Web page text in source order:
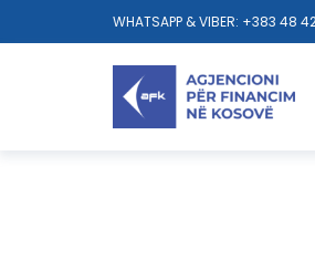
WHATSAPP & VIBER: +383 48